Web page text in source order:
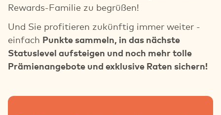
Rewards-Familie zu begrüßen!
Und Sie profitieren zukünftig immer weiter -
einfach Punkte sammeln, in das nächste
Statuslevel aufsteigen und noch mehr tolle
Prämienangebote und exklusive Raten sichern!